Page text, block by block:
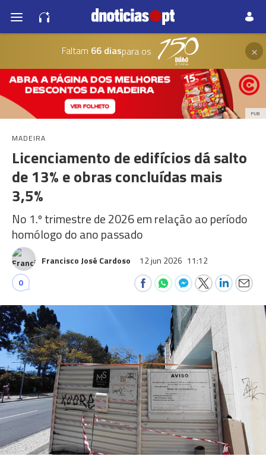
Faltam 66 diaspara os ×
PUB
MADEIRA
Licenciamento de edifícios dá salto
de 13% e obras concluídas mais
3,5%
No 1.º trimestre de 2026 em relação ao período
homólogo do ano passado
Francisco José Cardoso 12 jun 2026 11:12
0